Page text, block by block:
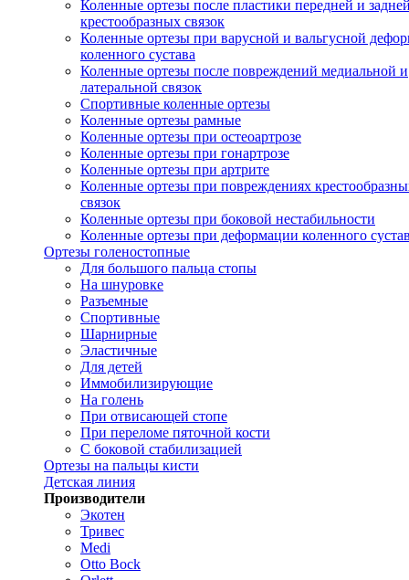
Коленные ортезы после пластики передней и
крестообразных связок
Коленные ортезы при варусной и вальгусной
коленного сустава
Коленные ортезы после повреждений медиальной и
латеральной связок
Спортивные коленные ортезы
Коленные ортезы рамные
Коленные ортезы при остеоартрозе
Коленные ортезы при гонартрозе
Коленные ортезы при артрите
Коленные ортезы при повреждениях
связок
Коленные ортезы при боковой нестабильности
Коленные ортезы при деформации коленного
Ортезы голеностопные
Для большого пальца стопы
На шнуровке
Разъемные
Спортивные
Шарнирные
Эластичные
Для детей
Иммобилизирующие
На голень
При отвисающей стопе
При переломе пяточной кости
С боковой стабилизацией
Ортезы на пальцы кисти
Детская линия
Производители
Экотен
Тривес
Medi
Otto Bock